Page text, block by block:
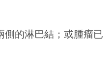
側的淋巴結；或腫瘤已